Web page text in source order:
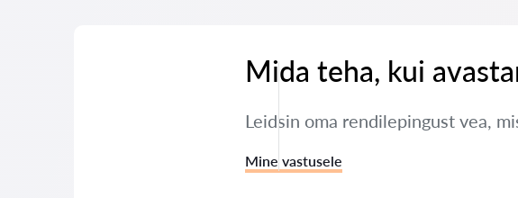
Mida teha, kui
Leidsin oma rendilepingust vea,
Mine vastusele